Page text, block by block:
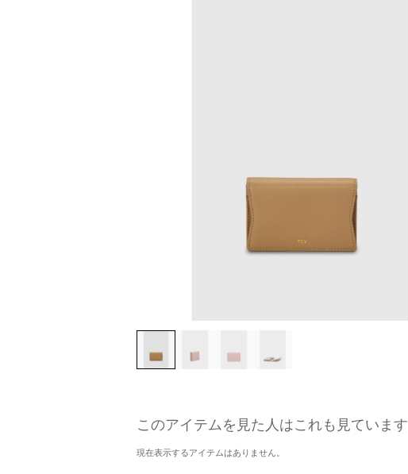
このアイテムを見た人はこれも見ています
現在表示するアイテムはありません。